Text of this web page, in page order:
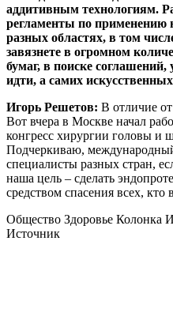
аддитивным технологиям.
регламенты по применению
разных областях, в том
завязнете в огромном
бумаг, в поиске
идти, а самих
Игорь Решетов: В отличие
Вот вчера в Москве начал
конгресс хирургии головы и
Подчеркиваю,
специалисты разных стран,
наша цель – сделать
средством спасения всех, кто
Общество Здоровье Колонка
Источник